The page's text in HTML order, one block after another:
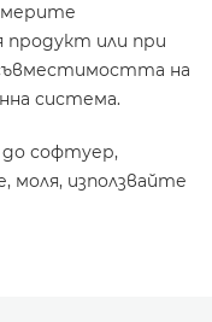
продукт или при
съвместимостта на
система.
до софтуер,
моля, използвайте